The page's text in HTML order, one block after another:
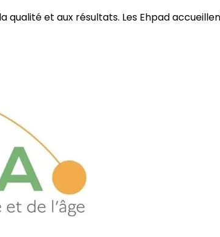
et aux résultats. Les Ehpad